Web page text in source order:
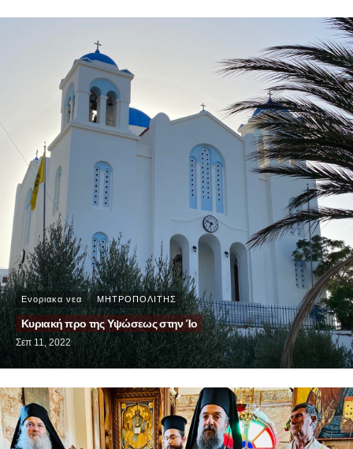
Ενοριακα νεα ΜΗΤΡΟΠΟΛΙΤΗΣ
Κυριακή προ της Υψώσεως στην Ίο
Σεπ 11, 2022